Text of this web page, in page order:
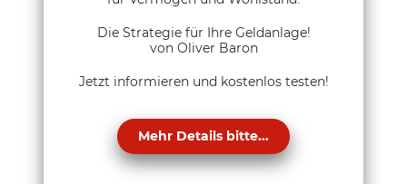
Die Strategie für Ihre Geldanlage!
von Oliver Baron
Jetzt informieren und kostenlos testen!
Mehr Details bitte...